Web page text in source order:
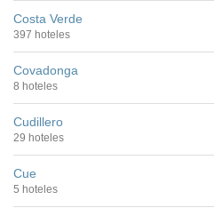
Costa Verde
397 hoteles
Covadonga
8 hoteles
Cudillero
29 hoteles
Cue
5 hoteles